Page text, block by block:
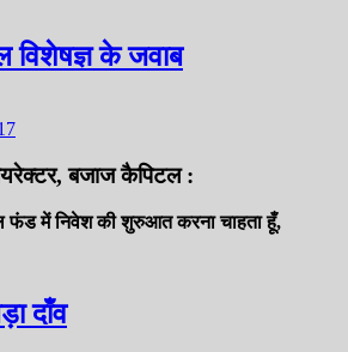
के जवाब
बजाज कैपिटल :
फंड में निवेश की शुरुआत करना चाहता हूँ,
दाँव